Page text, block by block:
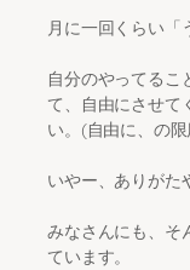
月に一回くらい「
自分のやってるこ
て、自由にさせて
い。(自由に、の
いやー、ありがた
みなさんにも、そ
ています。